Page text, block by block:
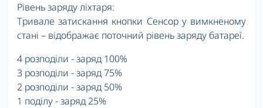
Рівень заряду ліхтаря:
Тривале затискання кнопки Сенсор у вимкненому
стані – відображає поточний рівень заряду батареї.
4 розподіли - заряд 100%
3 розподіли - заряд 75%
2 розподіли - заряд 50%
1 поділу - заряд 25%